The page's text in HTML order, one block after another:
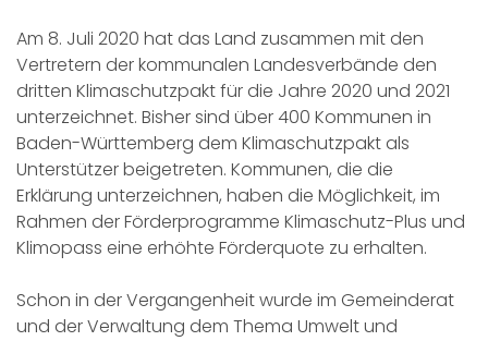
Am 8. Juli 2020 hat das Land zusammen mit den
Vertretern der kommunalen Landesverbände den
dritten Klimaschutzpakt für die Jahre 2020 und 2021
unterzeichnet. Bisher sind über 400 Kommunen in
Baden-Württemberg dem Klimaschutzpakt als
Unterstützer beigetreten. Kommunen, die die
Erklärung unterzeichnen, haben die Möglichkeit, im
Rahmen der Förderprogramme Klimaschutz-Plus und
Klimopass eine erhöhte Förderquote zu erhalten.
Schon in der Vergangenheit wurde im Gemeinderat
und der Verwaltung dem Thema Umwelt und